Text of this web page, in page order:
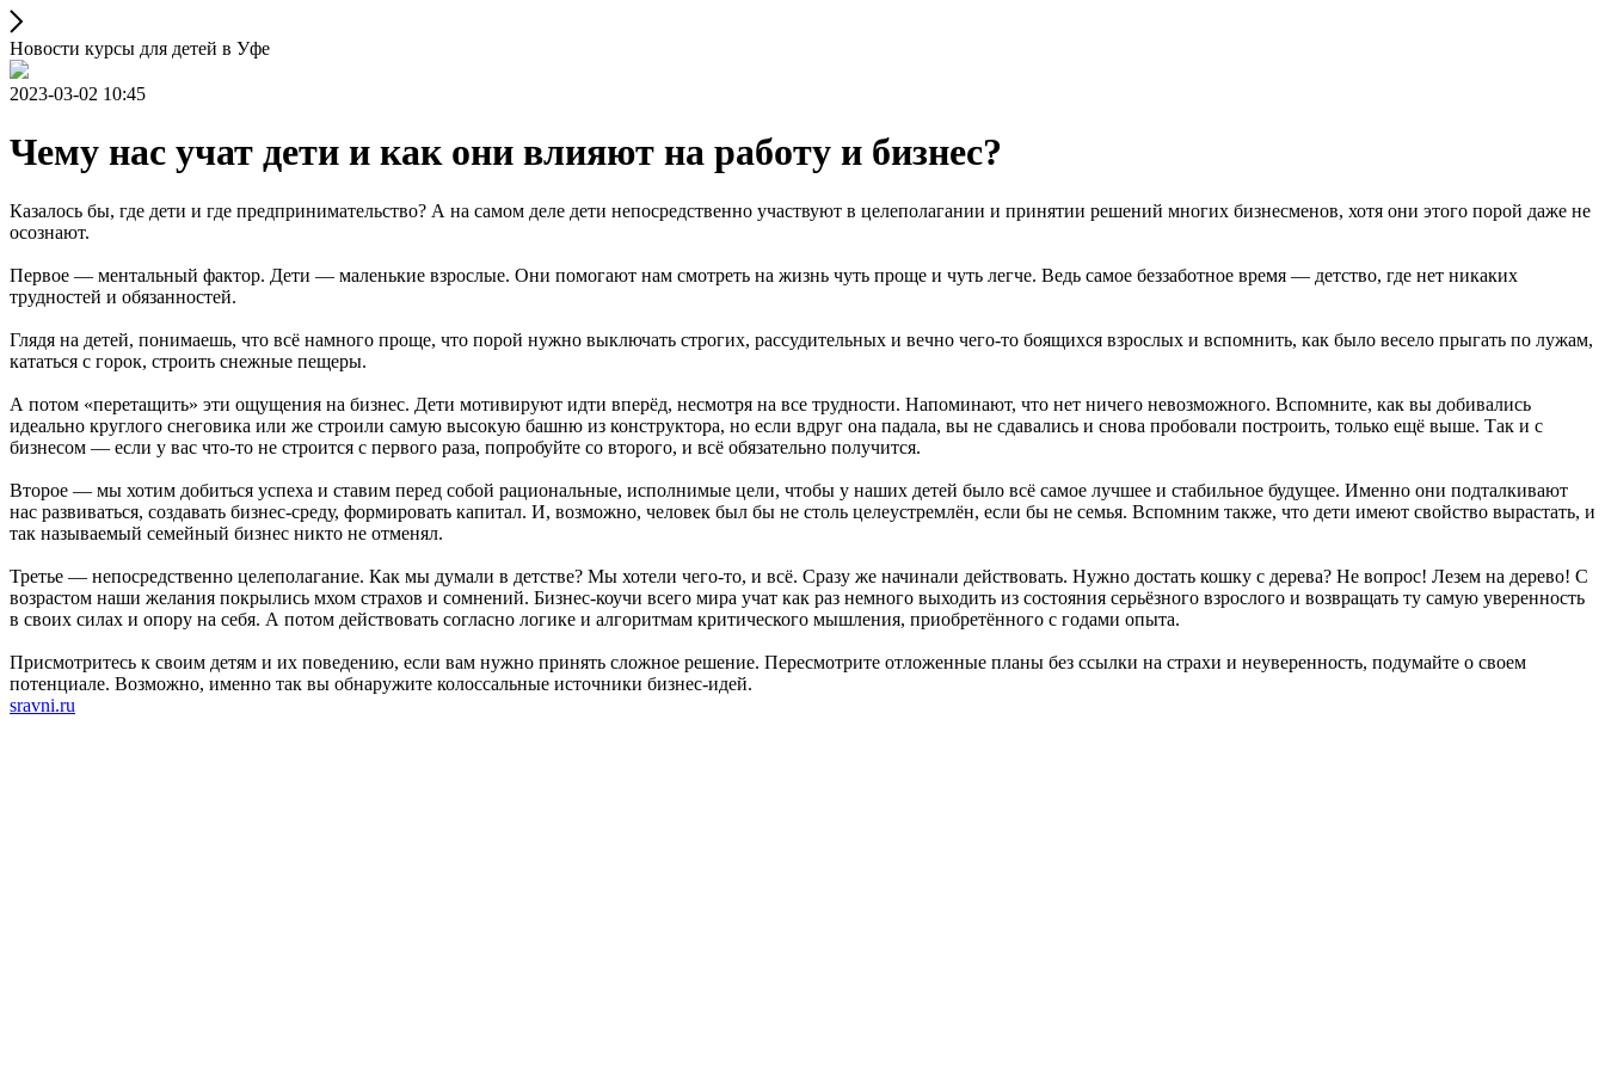
Новости курсы для детей в Уфе
2023-03-02 10:45
Чему нас учат дети и как они влияют на работу и бизнес?
Казалось бы, где дети и где предпринимательство? А на самом деле дети непосредственно участвуют в целеполагании и принятии решений многих бизнесменов, хотя они этого порой даже не
осознают.
Первое — ментальный фактор. Дети — маленькие взрослые. Они помогают нам смотреть на жизнь чуть проще и чуть легче. Ведь самое беззаботное время — детство, где нет никаких
трудностей и обязанностей.
Глядя на детей, понимаешь, что всё намного проще, что порой нужно выключать строгих, рассудительных и вечно чего-то боящихся взрослых и вспомнить, как было весело прыгать по лужам,
кататься с горок, строить снежные пещеры.
А потом «перетащить» эти ощущения на бизнес. Дети мотивируют идти вперёд, несмотря на все трудности. Напоминают, что нет ничего невозможного. Вспомните, как вы добивались
идеально круглого снеговика или же строили самую высокую башню из конструктора, но если вдруг она падала, вы не сдавались и снова пробовали построить, только ещё выше. Так и с
бизнесом — если у вас что-то не строится с первого раза, попробуйте со второго, и всё обязательно получится.
Второе — мы хотим добиться успеха и ставим перед собой рациональные, исполнимые цели, чтобы у наших детей было всё самое лучшее и стабильное будущее. Именно они подталкивают
нас развиваться, создавать бизнес-среду, формировать капитал. И, возможно, человек был бы не столь целеустремлён, если бы не семья. Вспомним также, что дети имеют свойство вырастать, и
так называемый семейный бизнес никто не отменял.
Третье — непосредственно целеполагание. Как мы думали в детстве? Мы хотели чего-то, и всё. Сразу же начинали действовать. Нужно достать кошку с дерева? Не вопрос! Лезем на дерево! С
возрастом наши желания покрылись мхом страхов и сомнений. Бизнес-коучи всего мира учат как раз немного выходить из состояния серьёзного взрослого и возвращать ту самую уверенность
в своих силах и опору на себя. А потом действовать согласно логике и алгоритмам критического мышления, приобретённого с годами опыта.
Присмотритесь к своим детям и их поведению, если вам нужно принять сложное решение. Пересмотрите отложенные планы без ссылки на страхи и неуверенность, подумайте о своем
потенциале. Возможно, именно так вы обнаружите колоссальные источники бизнес-идей.
sravni.ru